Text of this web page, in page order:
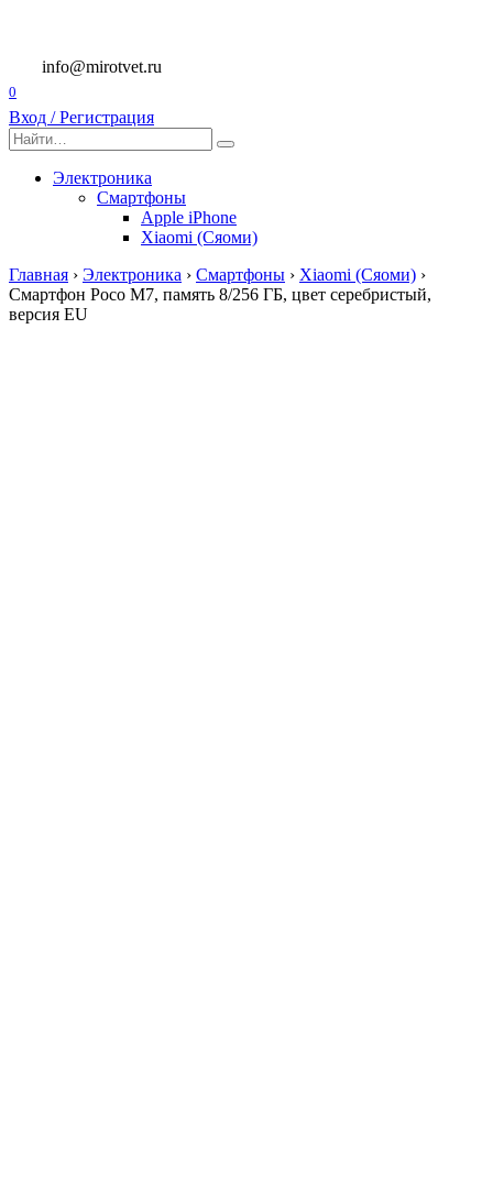
содержанию
info@mirotvet.ru
0
Вход / Регистрация
Search
for:
Электроника
Смартфоны
Apple iPhone
Xiaomi (Сяоми)
Главная › Электроника › Смартфоны › Xiaomi (Сяоми) ›
Смартфон Poco M7, память 8/256 ГБ, цвет серебристый,
версия EU